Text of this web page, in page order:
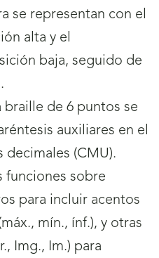
se representan con el
alta y el
baja, seguido de
braille de 6 puntos se
auxiliares en el
(CMU).
funciones sobre
para incluir acentos
mín., ínf.), y otras
Img., Im.) para